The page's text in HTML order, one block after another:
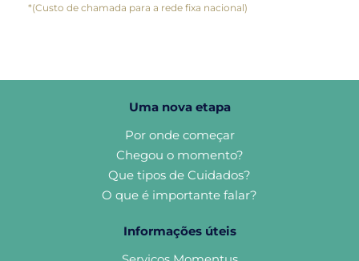
*(Custo de chamada para a rede fixa nacional)
Uma nova etapa
Por onde começar
Chegou o momento?
Que tipos de Cuidados?
O que é importante falar?
Informações úteis